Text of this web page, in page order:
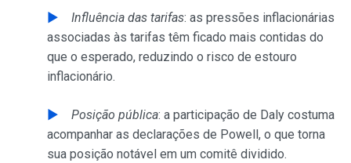
Influência das tarifas: as pressões inflacionárias
associadas às tarifas têm ficado mais contidas do
que o esperado, reduzindo o risco de estouro
inflacionário.
Posição pública: a participação de Daly costuma
acompanhar as declarações de Powell, o que torna
sua posição notável em um comitê dividido.